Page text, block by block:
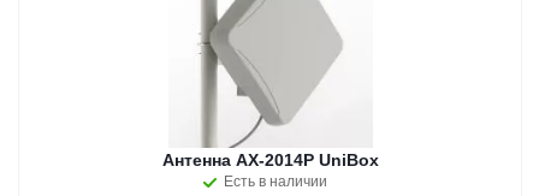
Антенна AX-2014P UniBox
Есть в наличии